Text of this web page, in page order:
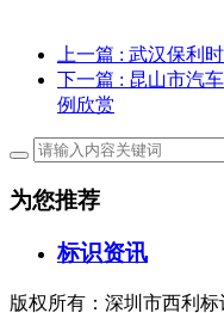
上一篇 : 武汉保利
下一篇 : 昆山市汽
例欣赏
为您推荐
标识资讯
版权所有：深圳市西利标